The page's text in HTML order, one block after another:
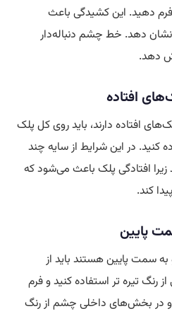
فرم دهید. این کشیدگی باعث
دهد. خط چشم دنباله‌دار
دهد.
افتاده
افتاده دارند، باید روی کل پلک
کنید. در این شرایط از سایه چند
افتادگی پلک باعث می‌شود که
کند.
پایین
سمت پایین هستند باید از
تیره تر استفاده کنید و فرم
و در بخش‌های داخلی چشم از رنگ